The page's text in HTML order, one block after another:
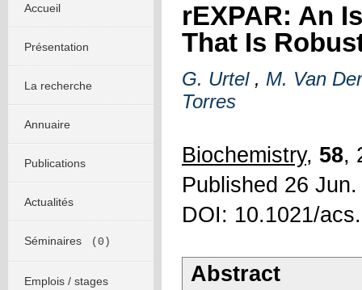
Accueil
Présentation
La recherche
Annuaire
Publications
Actualités
Séminaires (0)
Emplois / stages
rEXPAR: An
That Is
G. Urtel, M. Van
Torres
Biochemistry, 58,
Published 26
DOI: 10.1021/
Abstract